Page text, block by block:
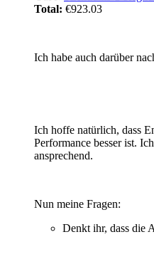
Total: €923.03
Ich habe auch darüber
Ich hoffe natürlich, dass
Performance besser ist.
ansprechend.
Nun meine Fragen:
Denkt ihr, dass die